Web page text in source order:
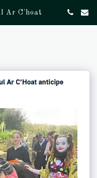
Ar C'hoat